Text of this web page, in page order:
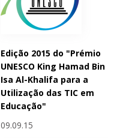
Edição 2015 do "Prémio
UNESCO King Hamad Bin
Isa Al-Khalifa para a
Utilização das TIC em
Educação"
09.09.15